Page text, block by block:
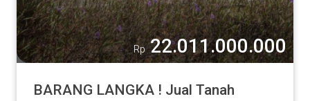
Rp 22.011.000.000
BARANG LANGKA ! Jual Tanah